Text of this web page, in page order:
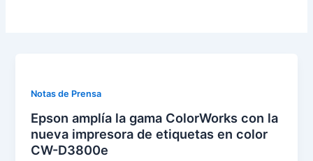
Notas de Prensa
Epson amplía la gama ColorWorks con la
nueva impresora de etiquetas en color
CW-D3800e